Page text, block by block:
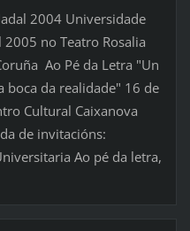
2004 Universidade
2005 no Teatro Rosalia
Ao Pé da Letra "Un
boca da realidade" 16 de
Cultural Caixanova
de invitacións:
Ao pé da letra,